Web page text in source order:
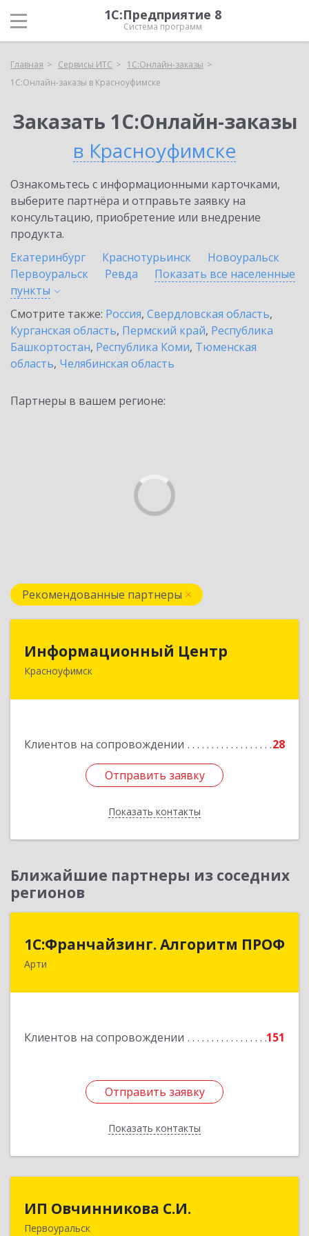
1С:Предприятие 8
Система программ
Главная Сервисы ИТС
1С:Онлайн-заказы
1С:Онлайн-заказы в Красноуфимске
Заказать 1С:Онлайн-заказы
в Красноуфимске
Ознакомьтесь с информационными карточками,
выберите партнёра и отправьте заявку на
консультацию, приобретение или внедрение
продукта.
Екатеринбург
Краснотурьинск
Новоуральск
Первоуральск
Ревда
Показать все населенные
пункты
Смотрите также: Россия, Свердловская область,
Курганская область, Пермский край, Республика
Башкортостан, Республика Коми, Тюменская
область, Челябинская область
Партнеры в вашем регионе:
Рекомендованные партнеры
Информационный Центр
Красноуфимск
Клиентов на сопровождении 28
Отправить заявку
Показать контакты
Информационный Центр
623300, Свердловская обл, Красноуфимск г,
Отправить заявку
Назад
Ближайшие партнеры из соседних
регионов
1С:Франчайзинг. Алгоритм ПРОФ
Арти
Клиентов на сопровождении 151
Отправить заявку
Показать контакты
1С:Франчайзинг. Алгоритм ПРОФ
623340, Свердловская обл, Артинский р-н, Арти
Отправить заявку
Назад
ИП Овчинникова С.И.
Первоуральск
623119, Свердловская обл, Первоуральск г,